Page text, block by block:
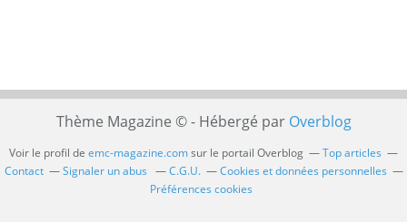
Thème Magazine © - Hébergé par Overblog
Voir le profil de emc-magazine.comsur le portail Overblog
Top articles
Contact
Signaler un abus C.G.U.
Cookies et données personnelles
Préférences cookies